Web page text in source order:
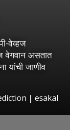
वेव्हज
वेगवान असतात
यांची जाणीव
| esakal